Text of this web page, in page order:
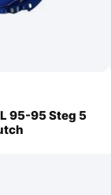
95-95 Steg 5